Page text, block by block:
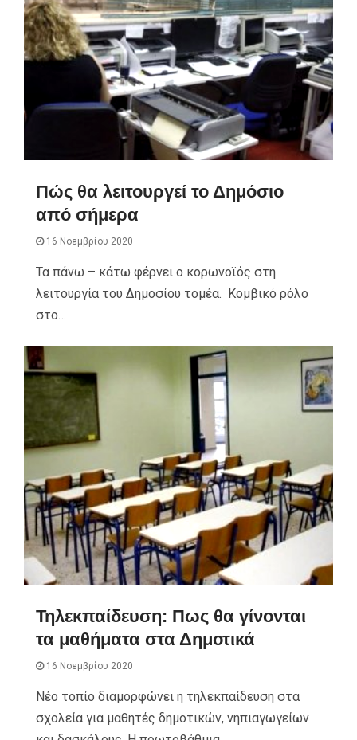
Πώς θα λειτουργεί το Δημόσιο
από σήμερα
16 Νοεμβρίου 2020
Τα πάνω – κάτω φέρνει ο κορωνοϊός στη
λειτουργία του Δημοσίου τομέα. Κομβικό ρόλο
στο…
Τηλεκπαίδευση: Πως θα γίνονται
τα μαθήματα στα Δημοτικά
16 Νοεμβρίου 2020
Νέο τοπίο διαμορφώνει η τηλεκπαίδευση στα
σχολεία για μαθητές δημοτικών, νηπιαγωγείων